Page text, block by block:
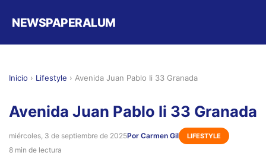
NEWSPAPERALUM
Inicio › Lifestyle › Avenida Juan Pablo Ii 33 Granada
Avenida Juan Pablo Ii 33 Granada
miércoles, 3 de septiembre de 2025Por Carmen Gil LIFESTYLE
8 min de lectura